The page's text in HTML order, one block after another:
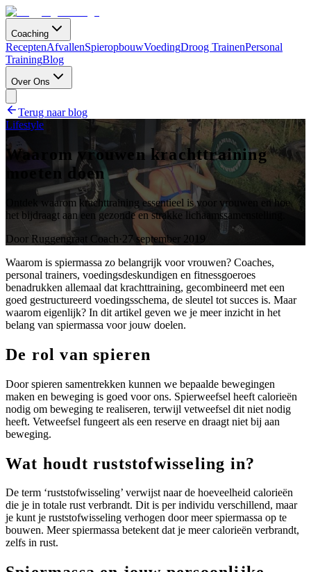
Coaching
ReceptenAfvallenSpieropbouwVoedingDroog TrainenPersonal
TrainingBlog
Over Ons
Terug naar blog
Lifestyle
Waarom vrouwen krachttraining
moeten doen
Ontdek waarom krachttraining essentieel is voor vrouwen en hoe
het bijdraagt aan een gezonde en strakke lichaamssamenstelling.
Door Ruggengraat Coach·27 september 2019
Waarom is spiermassa zo belangrijk voor vrouwen? Coaches,
personal trainers, voedingsdeskundigen en fitnessgoeroes
benadrukken allemaal dat krachttraining, gecombineerd met een
goed gestructureerd voedingsschema, de sleutel tot succes is. Maar
waarom eigenlijk? In dit artikel geven we je meer inzicht in het
belang van spiermassa voor jouw doelen.
De rol van spieren
Door spieren samentrekken kunnen we bepaalde bewegingen
maken en beweging is goed voor ons. Spierweefsel heeft calorieën
nodig om beweging te realiseren, terwijl vetweefsel dit niet nodig
heeft. Vetweefsel fungeert als een reserve en draagt niet bij aan
beweging.
Wat houdt ruststofwisseling in?
De term ‘ruststofwisseling’ verwijst naar de hoeveelheid calorieën
die je in totale rust verbrandt. Dit is per individu verschillend, maar
je kunt je ruststofwisseling verhogen door meer spiermassa op te
bouwen. Meer spiermassa betekent dat je meer calorieën verbrandt,
zelfs in rust.